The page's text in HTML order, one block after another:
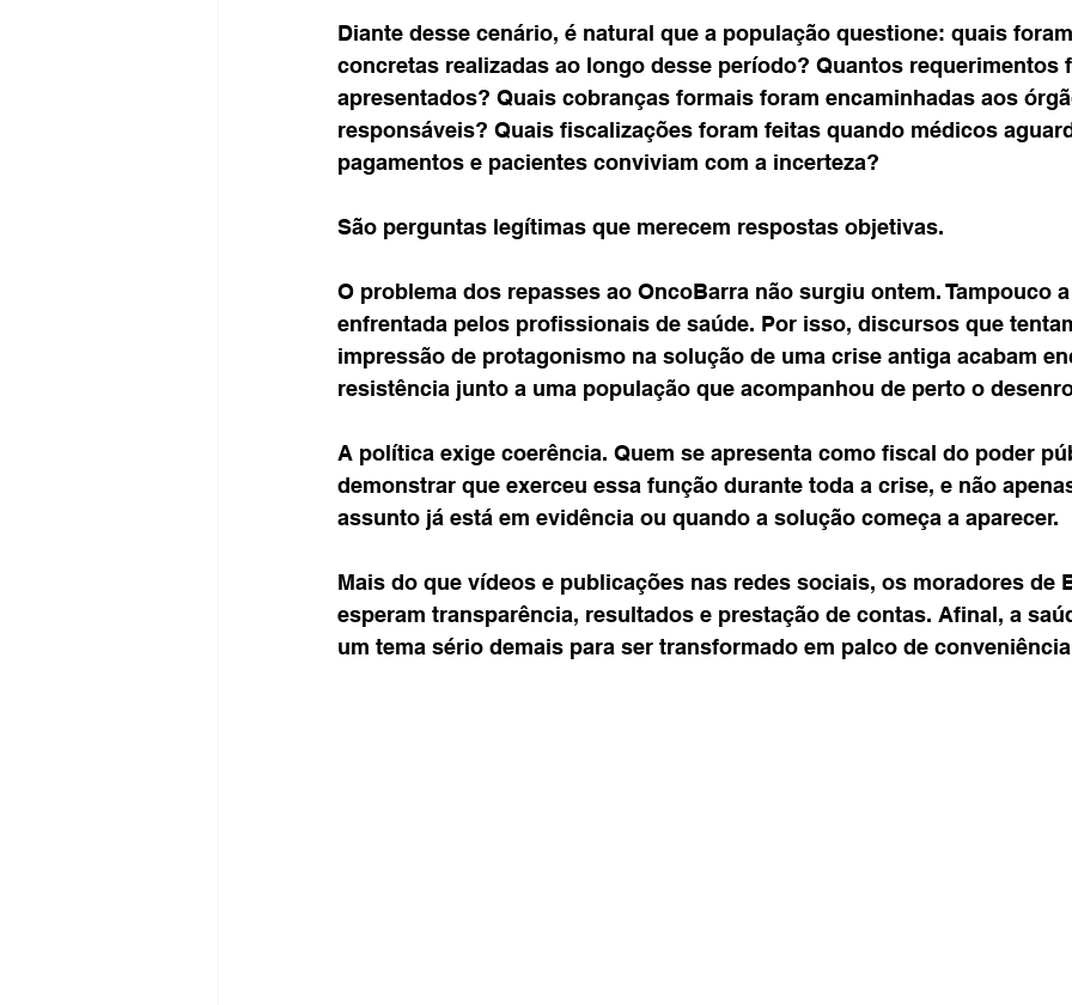
Diante desse cenário, é natural que a população questione: quais
concretas realizadas ao longo desse período? Quantos requerimentos
apresentados? Quais cobranças formais foram encaminhadas aos
responsáveis? Quais fiscalizações foram feitas quando médicos
pagamentos e pacientes conviviam com a incerteza?
São perguntas legítimas que merecem respostas objetivas.
O problema dos repasses ao OncoBarra não surgiu ontem. Tampouco
enfrentada pelos profissionais de saúde. Por isso, discursos que
impressão de protagonismo na solução de uma crise antiga acabam
resistência junto a uma população que acompanhou de perto o
A política exige coerência. Quem se apresenta como fiscal do poder
demonstrar que exerceu essa função durante toda a crise, e não
assunto já está em evidência ou quando a solução começa a aparecer.
Mais do que vídeos e publicações nas redes sociais, os moradores de
esperam transparência, resultados e prestação de contas. Afinal, a
um tema sério demais para ser transformado em palco de